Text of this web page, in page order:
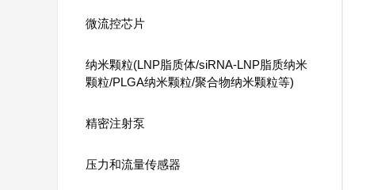
微流控芯片
纳米颗粒(LNP脂质体/siRNA-LNP脂质纳米
颗粒/PLGA纳米颗粒/聚合物纳米颗粒等)
精密注射泵
压力和流量传感器